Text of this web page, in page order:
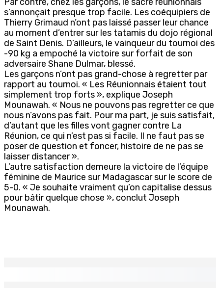
s’annonçait presque trop facile. Les coéquipiers de
Thierry Grimaud n’ont pas laissé passer leur chance
au moment d’entrer sur les tatamis du dojo régional
de Saint Denis. D’ailleurs, le vainqueur du tournoi des
-90 kg a empoché la victoire sur forfait de son
adversaire Shane Dulmar, blessé.
Les garçons n’ont pas grand-chose à regretter par
rapport au tournoi. « Les Réunionnais étaient tout
simplement trop forts », explique Joseph
Mounawah. « Nous ne pouvons pas regretter ce que
nous n’avons pas fait. Pour ma part, je suis satisfait,
d’autant que les filles vont gagner contre La
Réunion, ce qui n’est pas si facile. Il ne faut pas se
poser de question et foncer, histoire de ne pas se
laisser distancer ».
L’autre satisfaction demeure la victoire de l’équipe
féminine de Maurice sur Madagascar sur le score de
5-0. « Je souhaite vraiment qu’on capitalise dessus
pour bâtir quelque chose », conclut Joseph
Mounawah.